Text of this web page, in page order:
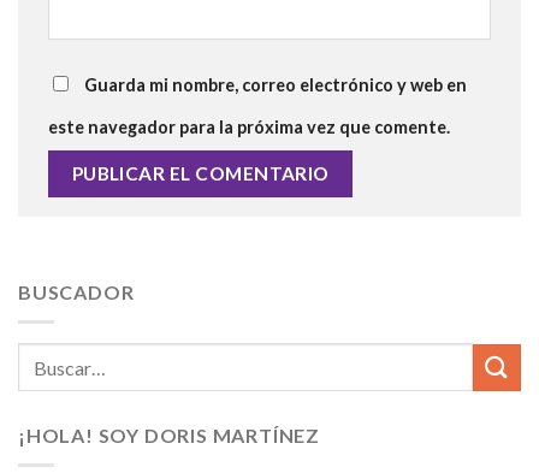
Guarda mi nombre, correo electrónico y web en
este navegador para la próxima vez que comente.
BUSCADOR
¡HOLA! SOY DORIS MARTÍNEZ